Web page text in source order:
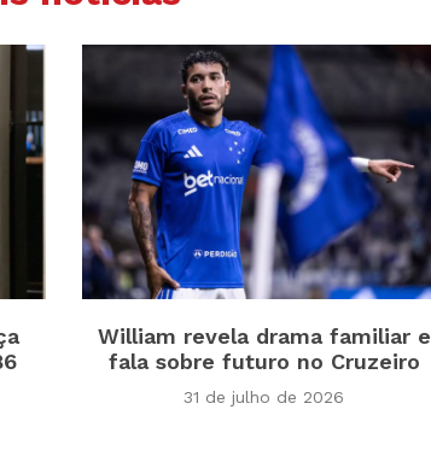
William revela drama familiar e
fala sobre futuro no Cruzeiro
31 de julho de 2026